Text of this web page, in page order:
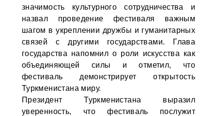
значимость культурного сотрудничества и
назвал проведение фестиваля важным
шагом в укреплении дружбы и гуманитарных
связей с другими государствами. Глава
государства напомнил о роли искусства как
объединяющей силы и отметил, что
фестиваль демонстрирует открытость
Туркменистана миру.
Президент Туркменистана выразил
уверенность, что фестиваль послужит